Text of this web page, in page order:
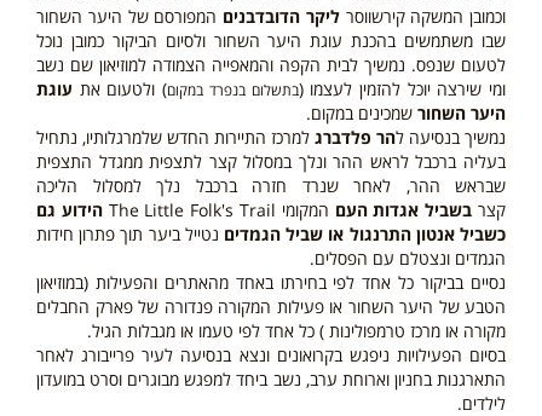
וכמובן המשקה קירשווסרליקר הדובדבנים המפורסם של היער השחור
שבו משתמשים בהכנת עוגת היער השחור ולסיום הביקור כמובן נוכל
לטעום שנפס. נמשיך לבית הקפה והמאפייה הצמודה למוזיאון שם נשב
ומי שירצה יוכל להזמין לעצמו (בתשלום בנפרד במקום) ולטעום את עוגת
היער השחור שמכינים במקום.
נמשיך בנסיעה להר פלדברג למרכז התיירות החדש שלמרגלותיו, נתחיל
בעליה ברכבל לראש ההר ונלך במסלול קצר לתצפית ממגדל התצפית
שבראש ההר, לאחר שנרד חזרה ברכבל נלך למסלול הליכה
קצר בשביל אגדות העם המקומי The Little Folk's Trail
הידוע גם
כשביל אנטון התרנגול או שביל הגמדים נטייל ביער תוך פתרון חידות
הגמדים ונצטלם עם הפסלים.
נסיים בביקור כל אחד לפי בחירתו באחד מהאתרים והפעילות (במוזיאון
הטבע של היער השחור או פעילות המקורה פנדורה של פארק החבלים
מקורה או מרכז טרמפולינות ) כל אחד לפי טעמו או מגבלות הגיל.
בסיום הפעילויות ניפגש בקרואונים ונצאבנסיעה לעיר פרייבורג לאחר
התארגנות בחניון וארוחת ערב, נשב ביחד למפגש מבוגרים וסרט במועדון
לילדים.